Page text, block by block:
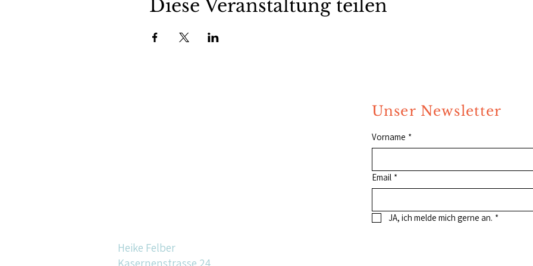
Diese Veranstaltung teilen
Heike Felber
Kasernenstrasse 24
Unser Newsletter
Vorname *
Email *
JA, ich melde mich gerne an. *